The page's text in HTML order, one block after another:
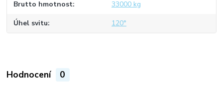
Brutto hmotnost 33000 kg
Úhel svitu 120°
Hodnocení 0